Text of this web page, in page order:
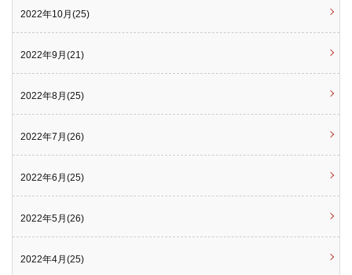
2022年10月(25)
2022年9月(21)
2022年8月(25)
2022年7月(26)
2022年6月(25)
2022年5月(26)
2022年4月(25)